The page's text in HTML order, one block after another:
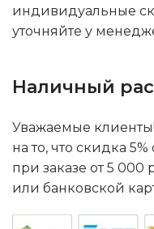
индивидуальные
уточняйте у
Наличный
Уважаемые
на то, что скидка
при заказе от 5
или банковской